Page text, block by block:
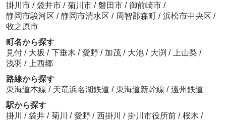
掛川市 / 袋井市 / 菊川市 / 磐田市 / 御前崎市 /
静岡市駿河区 / 静岡市清水区 / 周智郡森町 / 浜松市中央区 /
牧之原市
町名から探す
見付 / 大坂 / 下垂木 / 愛野 / 加茂 / 大池 / 大渕 / 上山梨 /
浅羽 /
上西郷
路線から探す
東海道本線 / 天竜浜名湖鉄道 / 東海道新幹線 / 遠州鉄道
駅から探す
掛川
/ 袋井 / 菊川 / 愛野 / 西掛川 / 掛川市役所前 / 桜木 /